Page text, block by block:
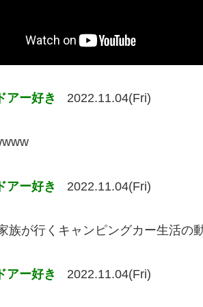
アー好き 2022.11.04(Fri)
アー好き 2022.11.04(Fri)
族が行くキャンピングカー生活の
アー好き 2022.11.04(Fri)